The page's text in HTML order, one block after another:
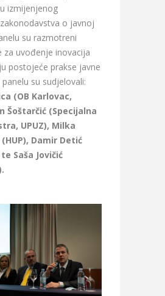
izmijenjenog
o javnoj
su razmotreni
za uvođenje inovacija
postojeće prakse javne
su sudjelovali:
(OB Karlovac,
Šoštarčić (Specijalna
UPUZ), Milka
Damir Detić
te Saša Jovičić